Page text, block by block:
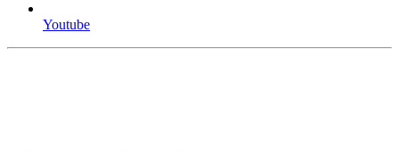
Youtube